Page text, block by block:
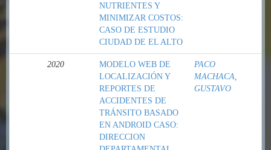
NUTRIENTES Y
MINIMIZAR COSTOS:
CASO DE ESTUDIO
CIUDAD DE EL ALTO
2020
MODELO WEB DE
LOCALIZACIÓN Y
REPORTES DE
ACCIDENTES DE
TRÁNSITO BASADO
EN ANDROID CASO:
DIRECCION
PACO
MACHACA,
GUSTAVO